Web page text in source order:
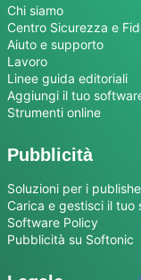
Chi siamo
Centro Sicurezza e
Aiuto e supporto
Lavoro
Linee guida editoriali
Aggiungi il tuo
Strumenti online
Pubblicità
Soluzioni per i
Carica e gestisci il tuo
Software Policy
Pubblicità su Softonic